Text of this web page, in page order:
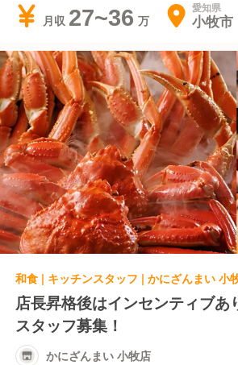
月収 27~36 愛知県
小牧市
和食 | キッチンスタッフ | かにざんまい 小
店長昇格後はインセンティブあ
スタッフ募集！
かにざんまい 小牧店